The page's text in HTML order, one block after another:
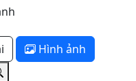
Hình ảnh